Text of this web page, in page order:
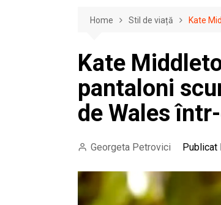
Home Stil de viață Kate
Kate
pantaloni
de Wales
Georgeta Petrovici Publicat